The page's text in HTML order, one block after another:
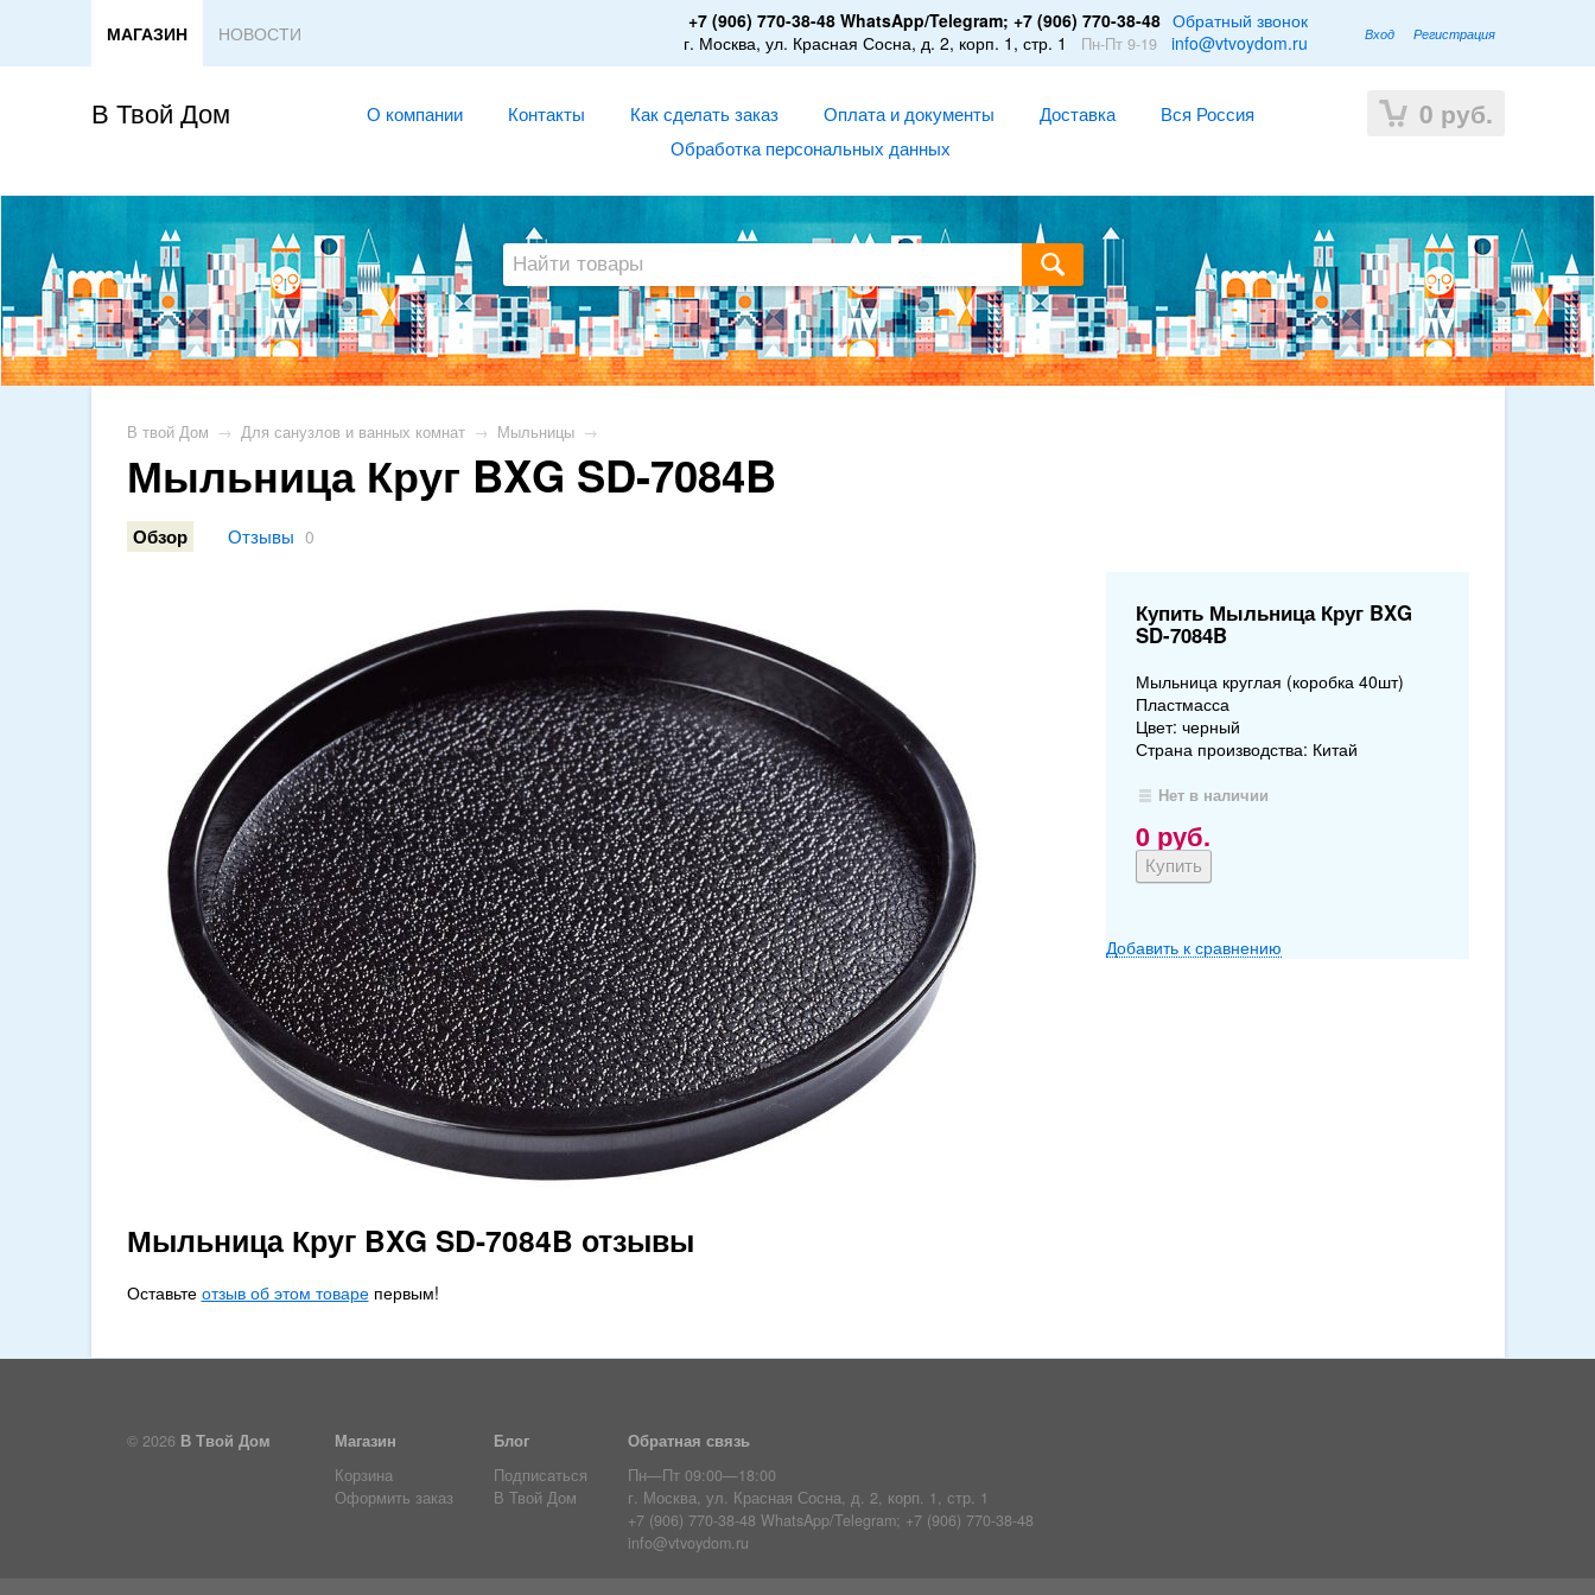
МАГАЗИН НОВОСТИ Вход Регистрация
+7 (906) 770-38-48 WhatsApp/Telegram; +7 (906) 770-38-48 Обратный звонок
г. Москва, ул. Красная Сосна, д. 2, корп. 1, стр. 1
Пн-Пт 9-19 info@vtvoydom.ru
В Твой Дом 0 руб.
О компании Контакты Как сделать заказ Оплата и документы Доставка
Вся Россия
Обработка персональных данных
В твой Дом → Для санузлов и ванных комнат → Мыльницы →
Мыльница Круг BXG SD-7084B
Обзор Отзывы 0
Купить Мыльница Круг BXG
SD-7084B
Мыльница круглая (коробка 40шт)
Пластмасса
Цвет: черный
Страна производства: Китай
Нет в наличии
0 руб.
Добавить к сравнению
Мыльница Круг BXG SD-7084B отзывы
Оставьте отзыв об этом товарепервым!
© 2026 В Твой Дом
Магазин
Корзина
Оформить заказ
Блог
Подписаться
В Твой Дом
Обратная связь
Пн—Пт 09:00—18:00
г. Москва, ул. Красная Сосна, д. 2, корп. 1, стр. 1
+7 (906) 770-38-48 WhatsApp/Telegram; +7 (906) 770-38-48
info@vtvoydom.ru